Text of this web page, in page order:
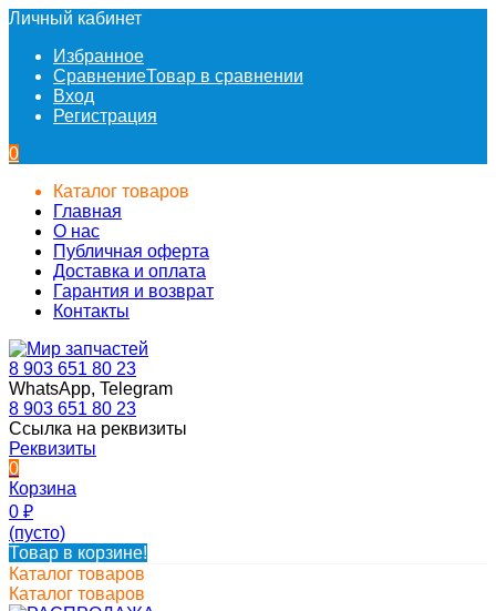
Личный кабинет
Избранное
СравнениеТовар в сравнении
Вход
Регистрация
0
Каталог товаров
Главная
О нас
Публичная оферта
Доставка и оплата
Гарантия и возврат
Контакты
8 903 651 80 23
WhatsApp, Telegram
8 903 651 80 23
Ссылка на реквизиты
Реквизиты
0
Корзина
0 ₽
(пусто)
Товар в корзине!
Каталог товаров
Каталог товаров